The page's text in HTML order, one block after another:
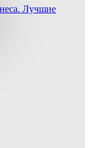
Лучшие